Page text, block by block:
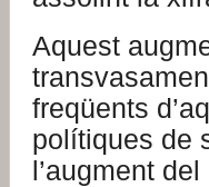
Aquest
freqüents
polítiques de
l’augment